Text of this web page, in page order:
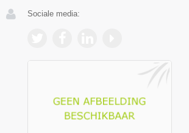
Sociale media: